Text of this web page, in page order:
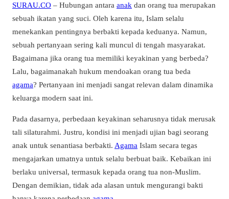
SURAU.CO – Hubungan antara anak dan orang tua merupakan
sebuah ikatan yang suci. Oleh karena itu, Islam selalu
menekankan pentingnya berbakti kepada keduanya. Namun,
sebuah pertanyaan sering kali muncul di tengah masyarakat.
Bagaimana jika orang tua memiliki keyakinan yang berbeda?
Lalu, bagaimanakah hukum mendoakan orang tua beda
agama? Pertanyaan ini menjadi sangat relevan dalam dinamika
keluarga modern saat ini.
Pada dasarnya, perbedaan keyakinan seharusnya tidak merusak
tali silaturahmi. Justru, kondisi ini menjadi ujian bagi seorang
anak untuk senantiasa berbakti. Agama Islam secara tegas
mengajarkan umatnya untuk selalu berbuat baik. Kebaikan ini
berlaku universal, termasuk kepada orang tua non-Muslim.
Dengan demikian, tidak ada alasan untuk mengurangi bakti